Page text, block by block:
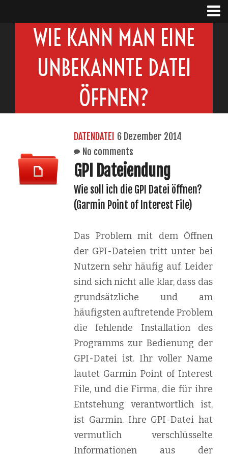
WIE KANN MAN EINE
UNBEKANNTE DATEI
ÖFFNEN?
DATENDATEI 6 Dezember 2014
No comments
GPI Dateiendung
Wie soll ich die GPI Datei öffnen?
(Garmin Point of Interest File)
Das Problem mit dem Öffnen
der GPI-Dateien tritt unter bei
Nutzern sehr häufig auf. Leider
sind sich nicht alle klar, dass das
grundsätzliche und am
häufigsten auftretende Problem
die fehlende Installation des
Programms zur Bedienung der
GPI-Datei ist. Ihr voller Name
lautet Garmin Point of Interest
File, und die Firma, die für ihre
Entstehung verantwortlich ist,
ist Garmin. Ihre GPI-Datei hat
vermutlich verschlüsselte
Informationen aus der